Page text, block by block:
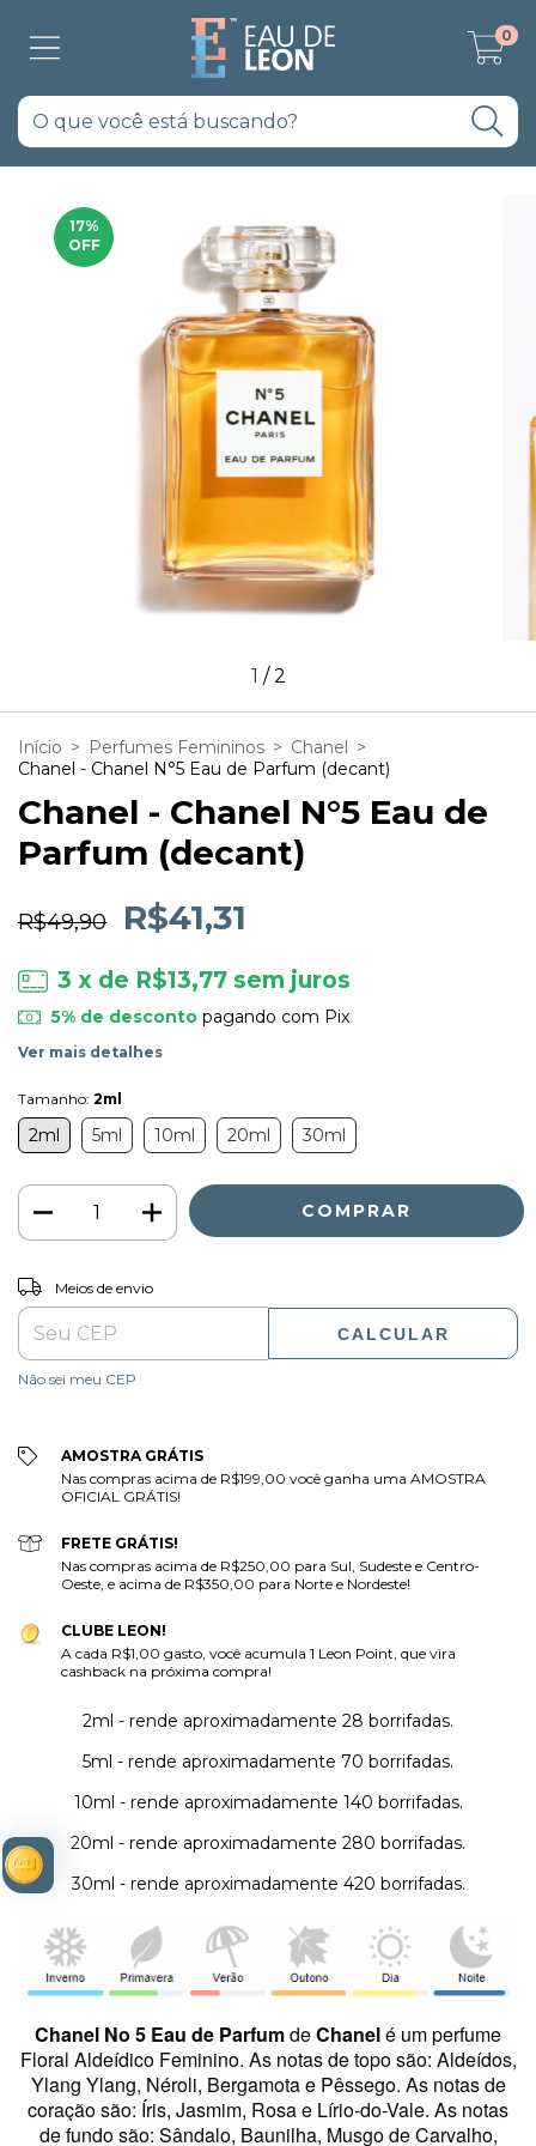
0
17%
OFF
1 /2
Início > Perfumes Femininos > Chanel >
Chanel - Chanel N°5 Eau de Parfum (decant)
Chanel - Chanel N°5 Eau de
Parfum (decant)
R$49,90 R$41,31
3 x de R$13,77 sem juros
5% de descontopagando com Pix
Ver mais detalhes
Tamanho: 2ml
2ml 5ml 10ml 20ml 30ml
Entregas para o CEP:
Meios de envio
CALCULAR
Não sei meu CEP
AMOSTRA GRÁTIS
Nas compras acima de R$199,00 você ganha uma AMOSTRA
OFICIAL GRÁTIS!
FRETE GRÁTIS!
Nas compras acima de R$250,00 para Sul, Sudeste e Centro-
Oeste, e acima de R$350,00 para Norte e Nordeste!
CLUBE LEON!
A cada R$1,00 gasto, você acumula 1 Leon Point, que vira
cashback na próxima compra!
2ml - rende aproximadamente 28 borrifadas.
5ml - rende aproximadamente 70 borrifadas.
10ml - rende aproximadamente 140 borrifadas.
20ml - rende aproximadamente 280 borrifadas.
30ml - rende aproximadamente 420 borrifadas.
Chanel No 5 Eau de ParfumdeChanelé um perfume
Floral Aldeídico Feminino. As notas de topo são: Aldeídos,
Ylang Ylang, Néroli, Bergamota e Pêssego. As notas de
coração são: Íris, Jasmim, Rosa e Lírio-do-Vale. As notas
de fundo são: Sândalo, Baunilha, Musgo de Carvalho,